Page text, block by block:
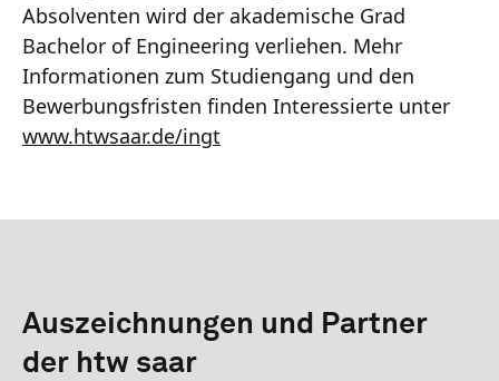
Absolventen wird der akademische Grad
Bachelor of Engineering verliehen. Mehr
Informationen zum Studiengang und den
Bewerbungsfristen finden Interessierte unter
www.htwsaar.de/ingt
Auszeichnungen und Partner
der htw saar